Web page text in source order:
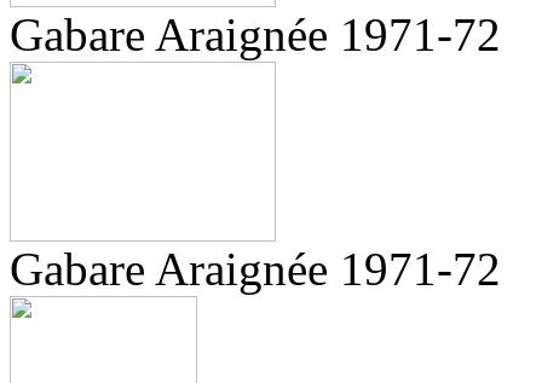
Gabare Araignée 1971-72
Gabare Araignée 1971-72